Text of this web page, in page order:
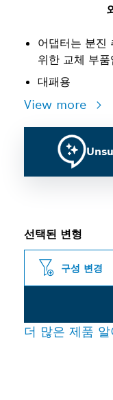
어댑터는 분진
위한 교체 부품
대패용
View more
선택된 변형
구성 변경
더 많은 제품 알